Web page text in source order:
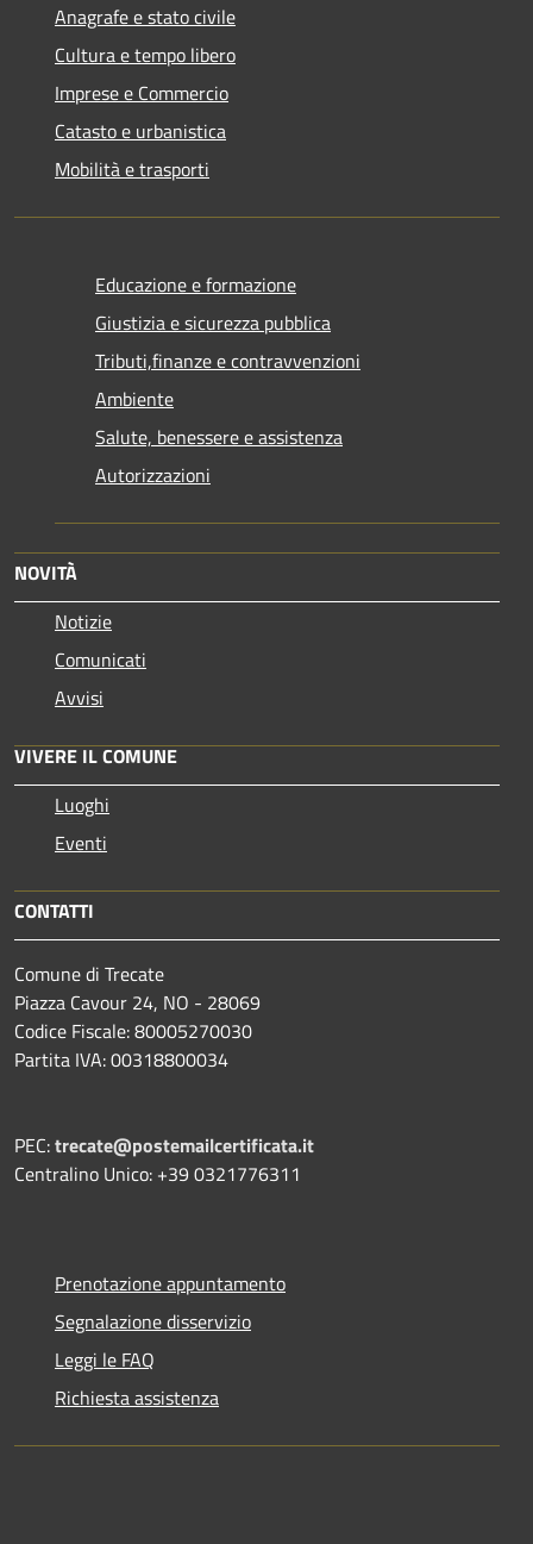
Anagrafe e stato civile
Cultura e tempo libero
Imprese e Commercio
Catasto e urbanistica
Mobilità e trasporti
Educazione e formazione
Giustizia e sicurezza pubblica
Tributi,finanze e contravvenzioni
Ambiente
Salute, benessere e assistenza
Autorizzazioni
NOVITÀ
Notizie
Comunicati
Avvisi
VIVERE IL COMUNE
Luoghi
Eventi
CONTATTI
Comune di Trecate
Piazza Cavour 24, NO - 28069
Codice Fiscale: 80005270030
Partita IVA: 00318800034
PEC:trecate@postemailcertificata.it
Centralino Unico: +39 0321776311
Prenotazione appuntamento
Segnalazione disservizio
Leggi le FAQ
Richiesta assistenza